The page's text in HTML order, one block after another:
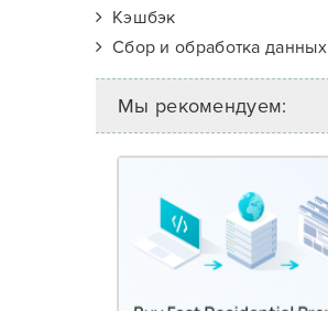
Кэшбэк
Сбор и обработка данных
Мы рекомендуем: